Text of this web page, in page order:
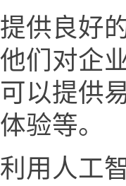
提供良好
他们对企
可以提供
体验等。
利用人工